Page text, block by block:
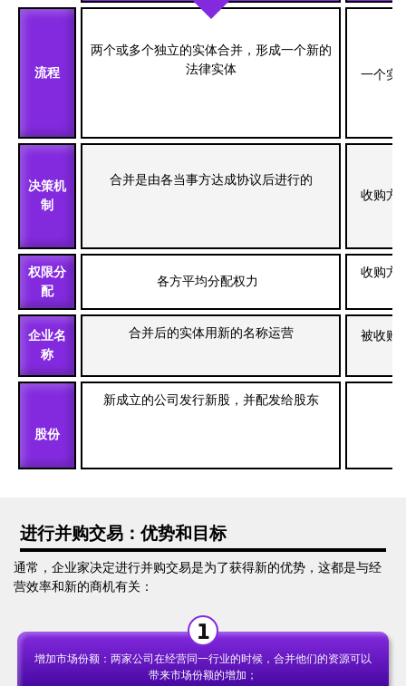
流程
两个或多个独立的实体合并，形成一个新的
法律实体
一个实
决策机
制
合并是由各当事方达成协议后进行的
收购方
权限分
配
各方平均分配权力
收购方
企业名
称
合并后的实体用新的名称运营 被收购
股份
新成立的公司发行新股，并配发给股东
进行并购交易：优势和目标
通常，企业家决定进行并购交易是为了获得新的优势，这都是与经
营效率和新的商机有关：
增加市场份额：两家公司在经营同一行业的时候，合并他们的资源可以
带来市场份额的增加；